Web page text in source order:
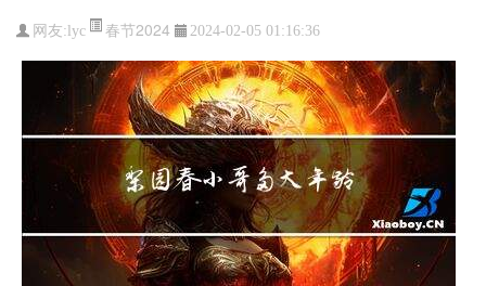
网友:lyc 春节2024 2024-02-05 01:16:36